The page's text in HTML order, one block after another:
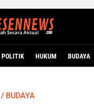
POLITIK HUKUM BUDAYA
/ BUDAYA